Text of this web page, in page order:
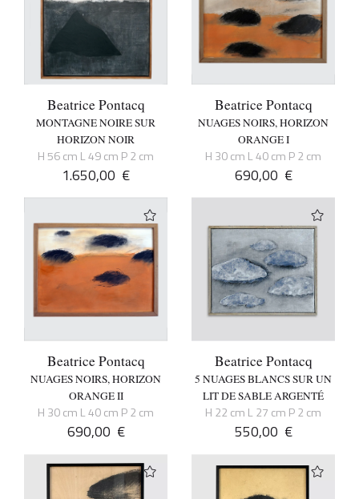
Beatrice Pontacq
MONTAGNE NOIRE SUR
HORIZON NOIR
H 56 cm L 49 cm P 2 cm
1.650,00 €
Beatrice Pontacq
NUAGES NOIRS, HORIZON
ORANGE I
H 30 cm L 40 cm P 2 cm
690,00 €
Beatrice Pontacq
NUAGES NOIRS, HORIZON
ORANGE II
H 30 cm L 40 cm P 2 cm
690,00 €
Beatrice Pontacq
5 NUAGES BLANCS SUR UN
LIT DE SABLE ARGENTÉ
H 22 cm L 27 cm P 2 cm
550,00 €